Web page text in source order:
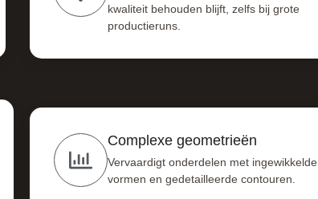
kwaliteit behouden blijft, zelfs bij grote
productieruns.
Complexe geometrieën
Vervaardigt onderdelen met ingewikkelde
vormen en gedetailleerde contouren.